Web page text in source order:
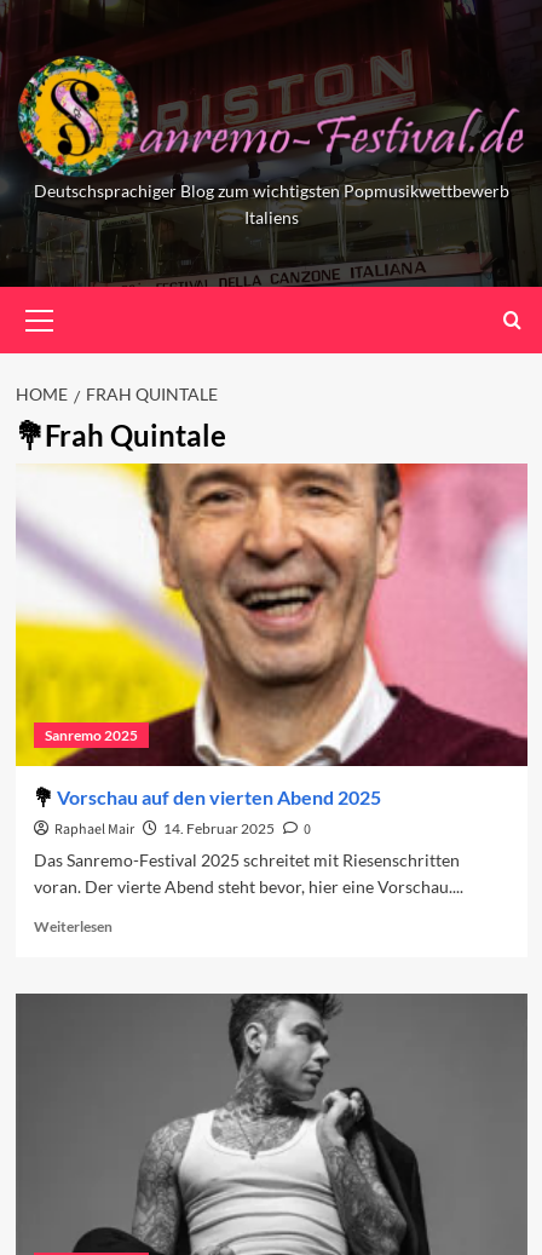
Skip
to
content
Deutschsprachiger Blog zum wichtigsten Popmusikwettbewerb
Italiens
Menu
HOME FRAH QUINTALE
Frah Quintale
Sanremo 2025
Vorschau auf den vierten Abend 2025
Raphael Mair 14. Februar 2025
0
Das Sanremo-Festival 2025 schreitet mit Riesenschritten
voran. Der vierte Abend steht bevor, hier eine Vorschau....
WeiterlesenRead
Vorschau